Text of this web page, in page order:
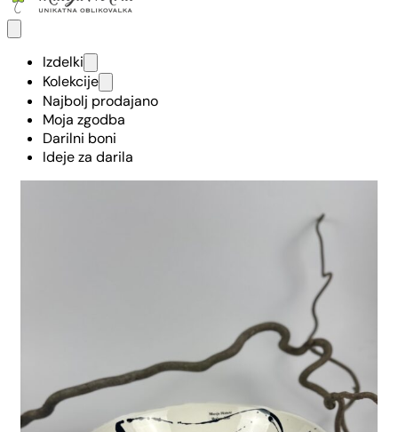
Izdelki
Kolekcije
Najbolj prodajano
Moja zgodba
Darilni boni
Ideje za darila